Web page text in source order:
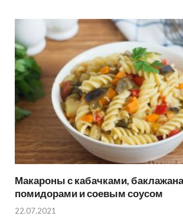
Макароны с кабачками,
помидорами и соевым соусом
22.07.2021